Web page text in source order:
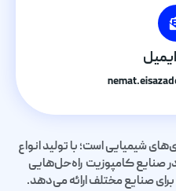
شیمیایی است؛ با تولید انواع
صنایع کامپوزیت راه‌حل‌هایی
صنایع مختلف ارائه می‌دهد.